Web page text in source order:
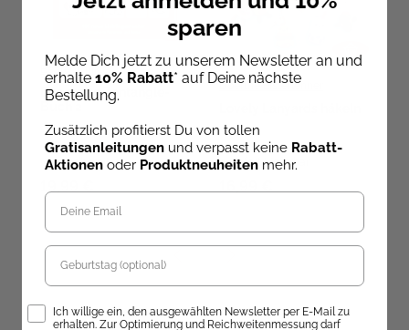
Beate Winkler
Das große Zentangle-
Ab dem 09.10.26
versandbereit
Doerthe Eisterlehner
Sofort Lieferbar
sparen
Melde Dich jetzt zu unserem Newsletter an und
erhalte 10% Rabatt* auf Deine nächste
Bestellung.
Zusätzlich profitierst Du von tollen
Gratisanleitungen und verpasst keine Rabatt-
Aktionen oder Produktneuheiten mehr.
Geburtstag
Opt-InIch willige ein, den ausgewählten Newsletter per E-Mail zu
erhalten. Zur Optimierung und Reichweitenmessung darf